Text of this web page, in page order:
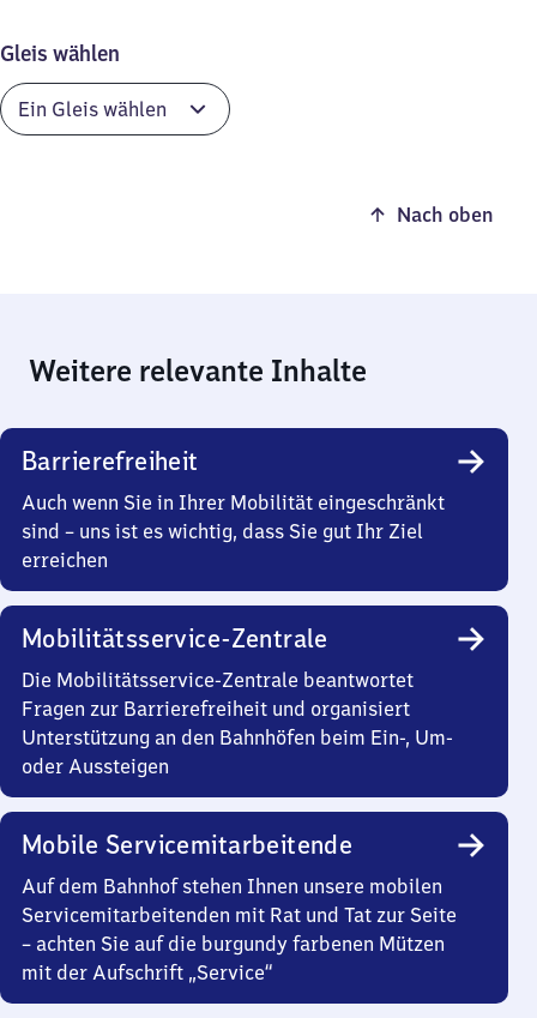
Gleis wählen
Nach oben
Weitere relevante Inhalte
Barrierefreiheit
Auch wenn Sie in Ihrer Mobilität eingeschränkt
sind – uns ist es wichtig, dass Sie gut Ihr Ziel
erreichen
Mobilitätsservice-Zentrale
Die Mobilitätsservice-Zentrale beantwortet
Fragen zur Barrierefreiheit und organisiert
Unterstützung an den Bahnhöfen beim Ein-, Um-
oder Aussteigen
Mobile Servicemitarbeitende
Auf dem Bahnhof stehen Ihnen unsere mobilen
Servicemitarbeitenden mit Rat und Tat zur Seite
– achten Sie auf die burgundy farbenen Mützen
mit der Aufschrift „Service“